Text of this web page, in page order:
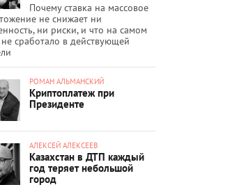
Почему ставка на массовое
не снижает ни
ни риски, и что на самом
сработало в действующей
РОМАН АЛЬМАНСКИЙ
Криптоплатеж при
Президенте
АЛЕКСЕЙ АЛЕКСЕЕВ
Казахстан в ДТП каждый
год теряет небольшой
город